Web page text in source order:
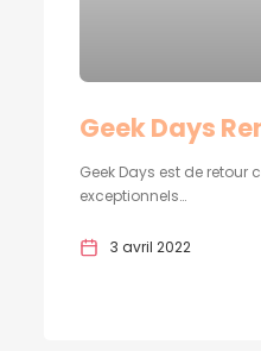
Geek Days
Geek Days est de
exceptionnels…
3 avril 2022